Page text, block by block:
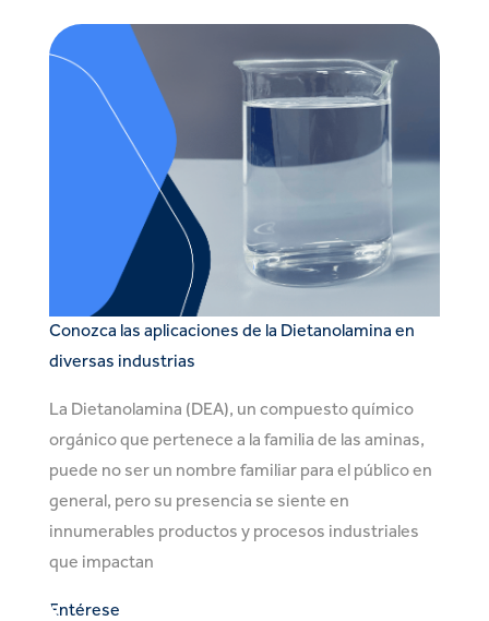
Conozca las aplicaciones de la Dietanolamina en
diversas industrias
La Dietanolamina (DEA), un compuesto químico
orgánico que pertenece a la familia de las aminas,
puede no ser un nombre familiar para el público en
general, pero su presencia se siente en
innumerables productos y procesos industriales
que impactan
Entérese